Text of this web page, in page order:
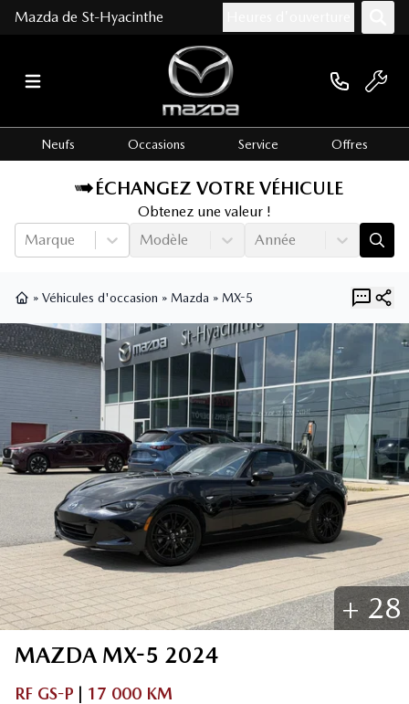
Mazda de St-Hyacinthe
Neufs Occasions Service Offres
ÉCHANGEZ VOTRE VÉHICULE
Obtenez une valeur !
Marque
Modèle Année
» Véhicules d'occasion » Mazda » MX-5
+28
MAZDA MX-5 2024
RF GS-P 17 000 KM